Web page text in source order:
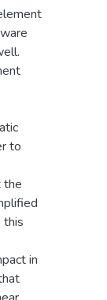
to
the
this
in